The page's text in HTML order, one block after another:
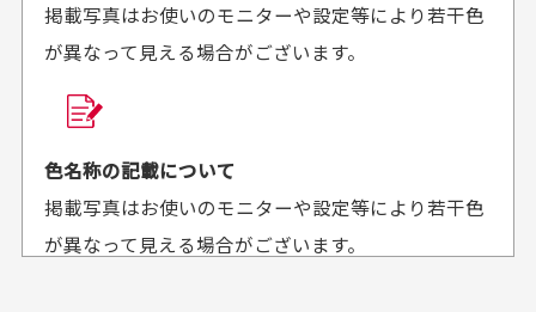
セールかつポイント
も使えて、お得に購
入出来ました
セールかつポイントも使
おります
欲しかったスカートが購
商品購入からどれくらいで発送してもらえます
か？
平日午前9時までのご注文で最短当日発送させて頂いて
せて頂いております。
掲載写真はお使いのモニターや設定等により若干色
が異なって見える場合がございます。
色名称の記載について
掲載写真はお使いのモニターや設定等により若干色
が異なって見える場合がございます。